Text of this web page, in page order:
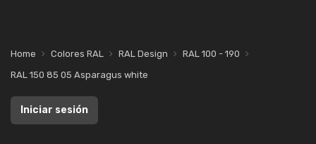
Home Colores RAL RAL Design
RAL 100 - 190
RAL 150 85 05 Asparagus white
Iniciar sesión